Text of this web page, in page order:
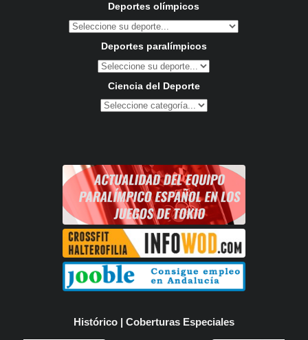
Deportes olímpicos
Deportes paralímpicos
Ciencia del Deporte
Histórico | Coberturas Especiales